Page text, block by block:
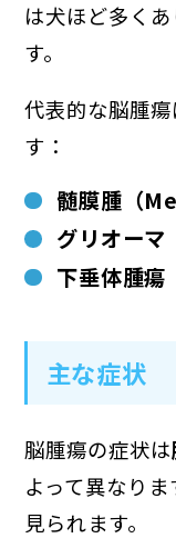
は犬ほど多く
す。
代表的な脳腫
す：
髄膜腫（
グリオーマ
下垂体腫
主な症状
脳腫瘍の症状は
よって異なり
見られます。